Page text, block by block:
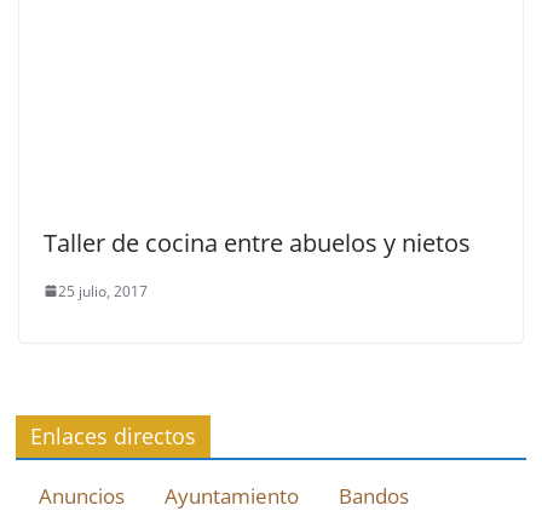
Taller de cocina entre abuelos y nietos
25 julio, 2017
Enlaces directos
Anuncios Ayuntamiento
Bandos